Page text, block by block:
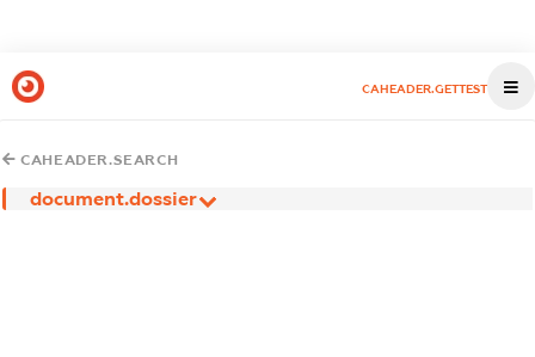
CAHEADER.GETTEST
CAHEADER.SEARCH
document.dossier